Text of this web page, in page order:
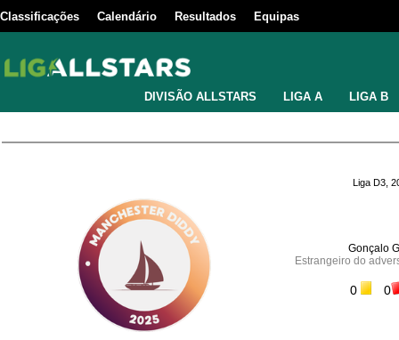
Classificações Calendário Resultados Equipas
DIVISÃO ALLSTARS LIGA A LIGA B
Liga D3,
Gonçalo
Estrangeiro do
0 0